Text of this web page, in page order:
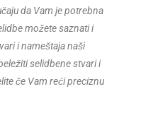
da Vam je potrebna
možete saznati i
i nameštaja naši
selidbene stvari i
če Vam reći preciznu